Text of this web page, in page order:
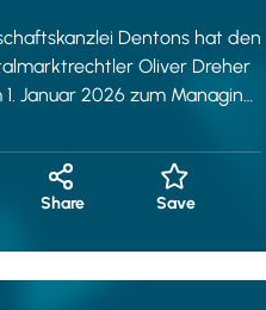
Dentons hat den
Oliver Dreher
Januar 2026 zum Managing
Share Save